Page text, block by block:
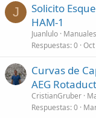
J
Solicito
HAM-1
Juanlulo
Respuestas 0
Curvas de
AEG Rotaduct
CristianGruber
Respuestas 0